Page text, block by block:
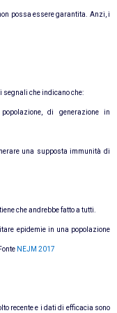
possa essere garantita. Anzi, i
segnali che indicano che:
di generazione in
una supposta immunità di
che andrebbe fatto a tutti.
epidemie in una popolazione
NEJM 2017
recente e i dati di efficacia sono